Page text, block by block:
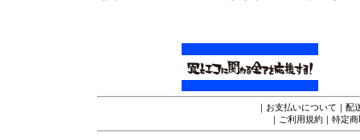
｜ お支払いについて ｜ 配
｜ ご利用規約 ｜ 特定